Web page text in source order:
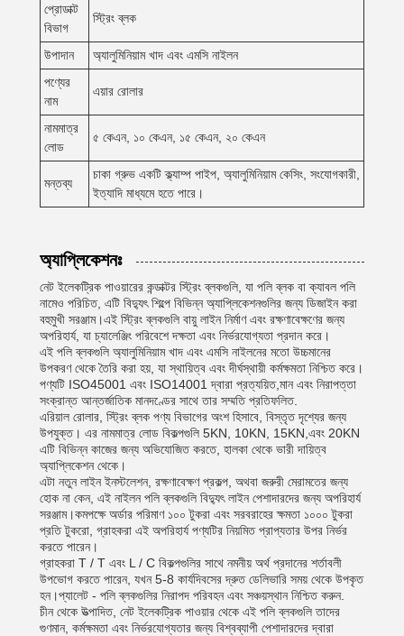
প্রোডাক্ট
বিভাগ
স্ট্রিং ব্লক
উপাদান
অ্যালুমিনিয়াম খাদ এবং এমসি নাইলন
পণ্যের
নাম
এয়ার রোলার
নামমাত্র
লোড
৫ কেএন, ১০ কেএন, ১৫ কেএন, ২০ কেএন
মন্তব্য
চাকা গ্রুভ একটি ক্ল্যাম্প পাইপ, অ্যালুমিনিয়াম কেসিং, সংযোগকারী,
ইত্যাদি মাধ্যমে হতে পারে।
অ্যাপ্লিকেশনঃ
নেট ইলেকট্রিক পাওয়ারের কন্ডাক্টর স্ট্রিং ব্লকগুলি, যা পলি ব্লক বা ক্যাবল পলি
নামেও পরিচিত, এটি বিদ্যুৎ শিল্পে বিভিন্ন অ্যাপ্লিকেশনগুলির জন্য ডিজাইন করা
বহুমুখী সরঞ্জাম।এই স্ট্রিং ব্লকগুলি বায়ু লাইন নির্মাণ এবং রক্ষণাবেক্ষণের জন্য
অপরিহার্য, যা চ্যালেঞ্জিং পরিবেশে দক্ষতা এবং নির্ভরযোগ্যতা প্রদান করে।
এই পলি ব্লকগুলি অ্যালুমিনিয়াম খাদ এবং এমসি নাইলনের মতো উচ্চমানের
উপকরণ থেকে তৈরি করা হয়, যা স্থায়িত্ব এবং দীর্ঘস্থায়ী কর্মক্ষমতা নিশ্চিত করে।
পণ্যটি ISO45001 এবং ISO14001 দ্বারা প্রত্যয়িত,মান এবং নিরাপত্তা
সংক্রান্ত আন্তর্জাতিক মানদণ্ডের সাথে তার সম্মতি প্রতিফলিত.
এরিয়াল রোলার, স্ট্রিং ব্লক পণ্য বিভাগের অংশ হিসাবে, বিস্তৃত দৃশ্যের জন্য
উপযুক্ত। এর নামমাত্র লোড বিকল্পগুলি 5KN, 10KN, 15KN,এবং 20KN
এটি বিভিন্ন কাজের জন্য অভিযোজিত করতে, হালকা থেকে ভারী দায়িত্ব
অ্যাপ্লিকেশন থেকে।
এটা নতুন লাইন ইনস্টলেশন, রক্ষণাবেক্ষণ প্রকল্প, অথবা জরুরী মেরামতের জন্য
হোক না কেন, এই নাইলন পলি ব্লকগুলি বিদ্যুৎ লাইন পেশাদারদের জন্য অপরিহার্য
সরঞ্জাম।কমপক্ষে অর্ডার পরিমাণ ১০০ টুকরা এবং সরবরাহের ক্ষমতা ১০০০ টুকরা
প্রতি টুকরো, গ্রাহকরা এই অপরিহার্য পণ্যটির নিয়মিত প্রাপ্যতার উপর নির্ভর
করতে পারেন।
গ্রাহকরা T / T এবং L / C বিকল্পগুলির সাথে নমনীয় অর্থ প্রদানের শর্তাবলী
উপভোগ করতে পারেন, যখন 5-8 কার্যদিবসের দ্রুত ডেলিভারি সময় থেকে উপকৃত
হন।প্যালেট - পলি ব্লকগুলির নিরাপদ পরিবহন এবং সঞ্চয়স্থান নিশ্চিত করুন.
চীন থেকে উত্পাদিত, নেট ইলেকট্রিক পাওয়ার থেকে এই পলি ব্লকগুলি তাদের
গুণমান, কর্মক্ষমতা এবং নির্ভরযোগ্যতার জন্য বিশ্বব্যাপী পেশাদারদের দ্বারা